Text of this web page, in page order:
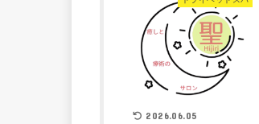
2026.06.05